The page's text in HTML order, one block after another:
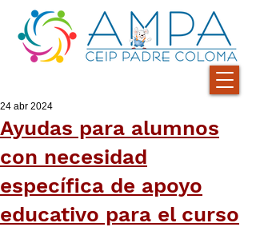
Ayudas para alumnos
con necesidad
específica de apoyo
educativo para el curso
24 abr 2024